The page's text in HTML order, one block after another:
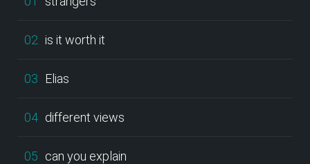
02 is it worth it
03 Elias
04 different views
05 can you explain